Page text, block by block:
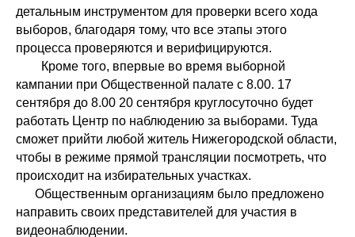
детальным инструментом для проверки всего хода
выборов, благодаря тому, что все этапы этого
процесса проверяются и верифицируются.
Кроме того, впервые во время выборной
кампании при Общественной палате с 8.00. 17
сентября до 8.00 20 сентября круглосуточно будет
работать Центр по наблюдению за выборами. Туда
сможет прийти любой житель Нижегородской области,
чтобы в режиме прямой трансляции посмотреть, что
происходит на избирательных участках.
Общественным организациям было предложено
направить своих представителей для участия в
видеонаблюдении.